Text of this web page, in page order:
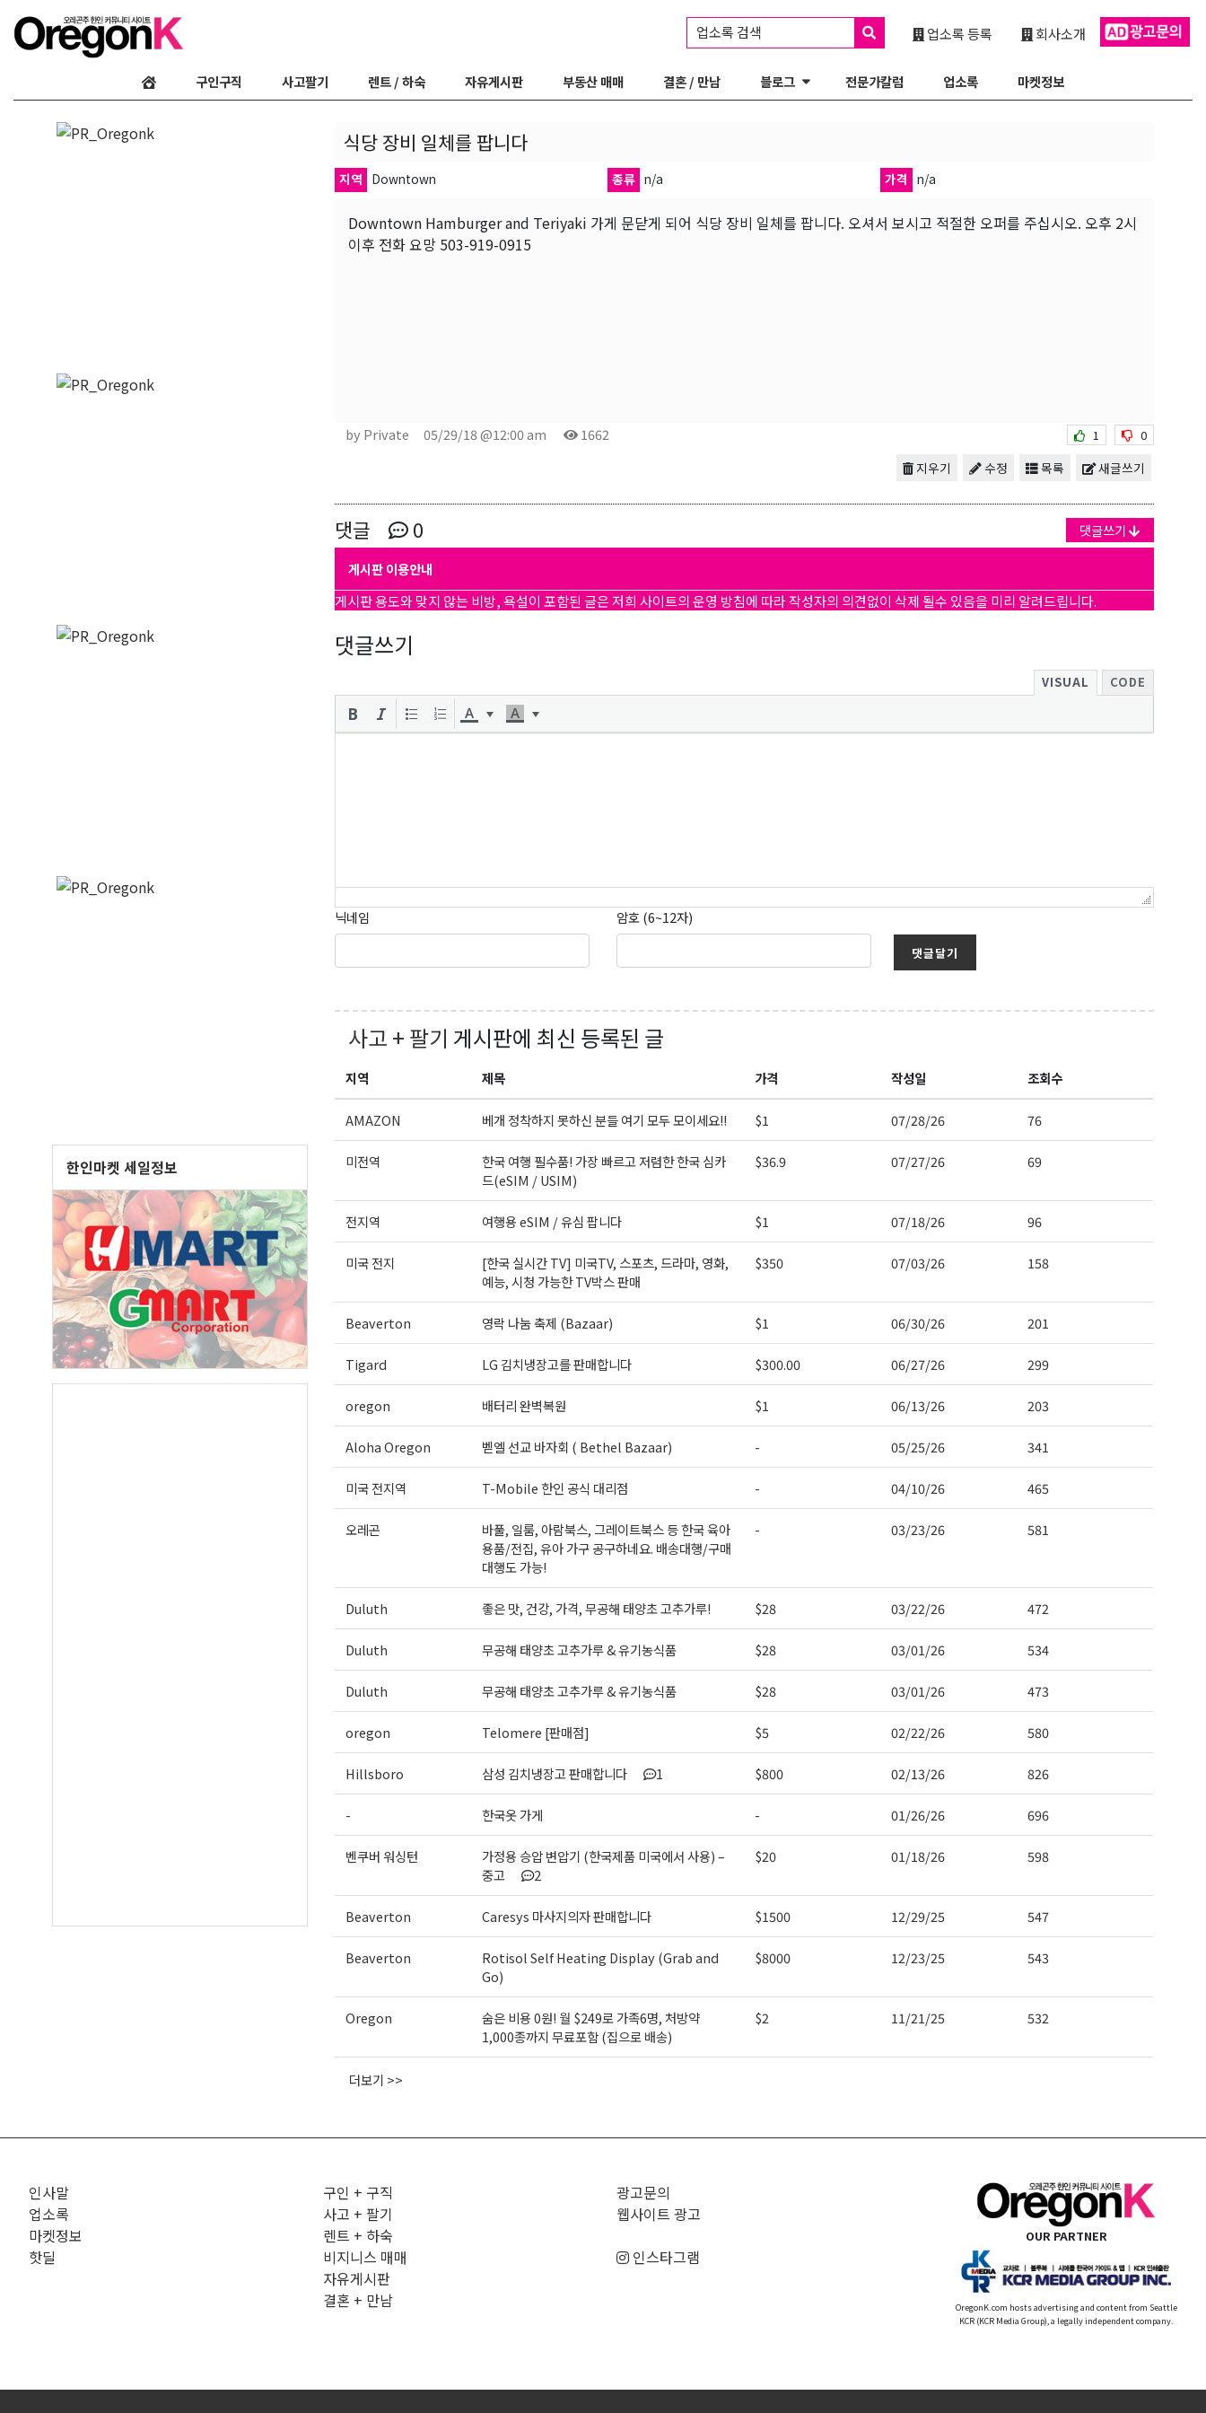
회사소개
업소록 등록
업소록 검색
구인구직 사고팔기 렌트 / 하숙 자유게시판 부동산 매매 결혼 / 만남 블로그 전문가칼럼 업소록 마켓정보
한인마켓 세일정보
식당 장비 일체를 팝니다
지역 Downtown 종류 n/a 가격 n/a
Downtown Hamburger and Teriyaki 가게 문닫게 되어 식당 장비 일체를 팝니다. 오셔서 보시고 적절한 오퍼를 주십시오. 오후 2시
이후 전화 요망 503-919-0915
by Private 05/29/18 @12:00 am 1662 1 0
새글쓰기
목록
수정
지우기
댓글 0 댓글쓰기
게시판 이용안내
게시판 용도와 맞지 않는 비방, 욕설이 포함된 글은 저희 사이트의 운영 방침에 따라 작성자의 의견없이 삭제 될수 있음을 미리 알려드립니다.
댓글쓰기
VISUAL CODE
닉네임 암호 (6~12자)
댓글달기
사고 + 팔기 게시판에 최신 등록된 글
지역 제목 가격 작성일 조회수
AMAZON 베개 정착하지 못하신 분들 여기 모두 모이세요!! $1 07/28/26 76
미전역
한국 여행 필수품! 가장 빠르고 저렴한 한국 심카
드(eSIM / USIM)
$36.9 07/27/26 69
전지역 여행용 eSIM / 유심 팝니다 $1 07/18/26 96
미국 전지
[한국 실시간 TV] 미국TV, 스포츠, 드라마, 영화,
예능, 시청 가능한 TV박스 판매
$350 07/03/26 158
Beaverton 영락 나눔 축제 (Bazaar) $1 06/30/26 201
Tigard LG 김치냉장고를 판매합니다 $300.00 06/27/26 299
oregon 배터리 완벽복원 $1 06/13/26 203
Aloha Oregon 벧엘 선교 바자회 ( Bethel Bazaar) - 05/25/26 341
미국 전지역 T-Mobile 한인 공식 대리점 - 04/10/26 465
오레곤
바풀, 일룸, 아람북스, 그레이트북스 등 한국 육아
용품/전집, 유아 가구 공구하네요. 배송대행/구매
대행도 가능!
- 03/23/26 581
Duluth 좋은 맛, 건강, 가격, 무공해 태양초 고추가루! $28 03/22/26 472
Duluth 무공해 태양초 고추가루 & 유기농식품 $28 03/01/26 534
Duluth 무공해 태양초 고추가루 & 유기농식품 $28 03/01/26 473
oregon Telomere [판매점] $5 02/22/26 580
Hillsboro 삼성 김치냉장고 판매합니다 1 $800 02/13/26 826
- 한국옷 가게 - 01/26/26 696
벤쿠버 워싱턴
가정용 승압 변압기 (한국제품 미국에서 사용) –
중고
2
$20 01/18/26 598
Beaverton Caresys 마사지의자 판매합니다 $1500 12/29/25 547
Beaverton
Rotisol Self Heating Display (Grab and
Go)
$8000 12/23/25 543
Oregon
숨은 비용 0원! 월 $249로 가족6명, 처방약
1,000종까지 무료포함 (집으로 배송)
$2 11/21/25 532
더보기 >>
인사말
업소록
마켓정보
핫딜
구인 + 구직
사고 + 팔기
렌트 + 하숙
비지니스 매매
자유게시판
결혼 + 만남
광고문의
웹사이트 광고
인스타그램
OUR PARTNER
OregonK.com hosts advertising and content from Seattle
KCR (KCR Media Group), a legally independent company.